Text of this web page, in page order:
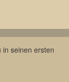
in seinen ersten